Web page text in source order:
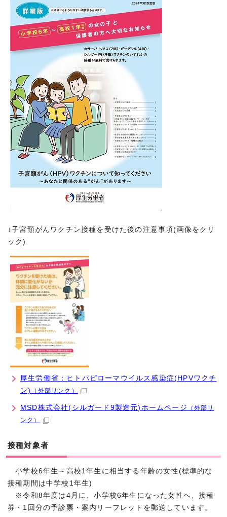
↓子宮頸がんワクチン接種を受けた後の注意事項(画像をクリ
ック)
厚生労働省：ヒトパピローマウイルス感染症(HPVワクチ
ン)
（外部リンク）
MSD株式会社(シルガード9製造元)ホームページ
（外部リ
ンク）
接種対象者
小学校6年生～高校1年生に相当する年齢の女性(標準的な
接種期間は中学校1年生)
※令和8年度は4月に、小学校6年生になった女性へ、接種
券・1回分の予診票・案内リーフレットを郵送しています。